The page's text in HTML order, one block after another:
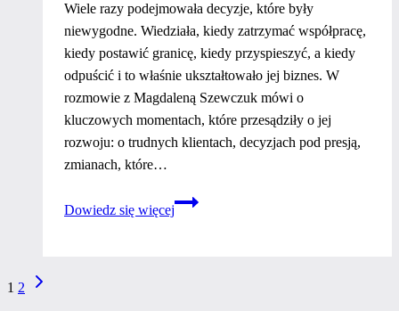
Wiele razy podejmowała decyzje, które były
niewygodne. Wiedziała, kiedy zatrzymać współpracę,
kiedy postawić granicę, kiedy przyspieszyć, a kiedy
odpuścić i to właśnie ukształtowało jej biznes. W
rozmowie z Magdaleną Szewczuk mówi o
kluczowych momentach, które przesądziły o jej
rozwoju: o trudnych klientach, decyzjach pod presją,
zmianach, które…
Dowiedz się więcej
Prawda
NAWIGACJA
1 2
Następna